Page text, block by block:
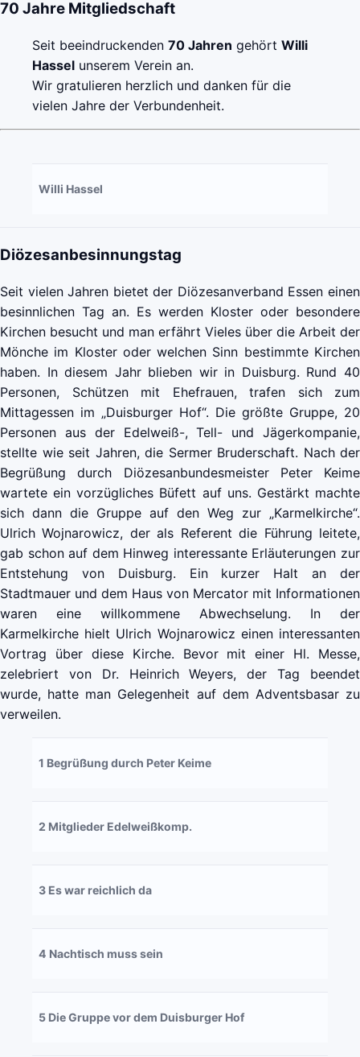
70 Jahre Mitgliedschaft
Seit beeindruckenden 70 Jahren gehört Willi
Hassel unserem Verein an.
Wir gratulieren herzlich und danken für die
vielen Jahre der Verbundenheit.
Willi Hassel
Diözesanbesinnungstag
Seit vielen Jahren bietet der Diözesanverband Essen einen
besinnlichen Tag an. Es werden Kloster oder besondere
Kirchen besucht und man erfährt Vieles über die Arbeit der
Mönche im Kloster oder welchen Sinn bestimmte Kirchen
haben. In diesem Jahr blieben wir in Duisburg. Rund 40
Personen, Schützen mit Ehefrauen, trafen sich zum
Mittagessen im „Duisburger Hof“. Die größte Gruppe, 20
Personen aus der Edelweiß-, Tell- und Jägerkompanie,
stellte wie seit Jahren, die Sermer Bruderschaft. Nach der
Begrüßung durch Diözesanbundesmeister Peter Keime
wartete ein vorzügliches Büfett auf uns. Gestärkt machte
sich dann die Gruppe auf den Weg zur „Karmelkirche“.
Ulrich Wojnarowicz, der als Referent die Führung leitete,
gab schon auf dem Hinweg interessante Erläuterungen zur
Entstehung von Duisburg. Ein kurzer Halt an der
Stadtmauer und dem Haus von Mercator mit Informationen
waren eine willkommene Abwechselung. In der
Karmelkirche hielt Ulrich Wojnarowicz einen interessanten
Vortrag über diese Kirche. Bevor mit einer Hl. Messe,
zelebriert von Dr. Heinrich Weyers, der Tag beendet
wurde, hatte man Gelegenheit auf dem Adventsbasar zu
verweilen.
1 Begrüßung durch Peter Keime
2 Mitglieder Edelweißkomp.
3 Es war reichlich da
4 Nachtisch muss sein
5 Die Gruppe vor dem Duisburger Hof